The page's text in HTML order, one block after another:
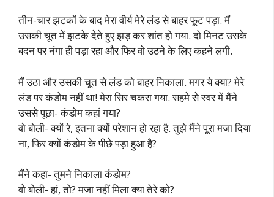
तीन-चार झटकों के बाद मेरा वीर्य मेरे लंड से बाहर फूट पड़ा. मैं
उसकी चूत में झटके देते हुए झड़ कर शांत हो गया. दो मिनट उसके
बदन पर नंगा ही पड़ा रहा और फिर वो उठने के लिए कहने लगी.
मैं उठा और उसकी चूत से लंड को बाहर निकाला. मगर ये क्या? मेरे
लंड पर कंडोम नहीं था! मेरा सिर चकरा गया. सहमे से स्वर में मैंने
उससे पूछा- कंडोम कहां गया?
वो बोली- क्यों रे, इतना क्यों परेशान हो रहा है. तुझे मैंने पूरा मजा दिया
ना, फिर क्यों कंडोम के पीछे पड़ा हुआ है?
मैंने कहा- तुमने निकाला कंडोम?
वो बोली- हां, तो? मजा नहीं मिला क्या तेरे को?